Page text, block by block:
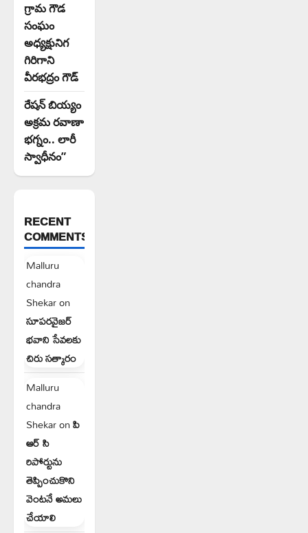
గ్రామ గౌడ
సంఘం
అధ్యక్షునిగ
గిరిగాని
వీరభద్రం గౌడ్
రేషన్ బియ్యం
అక్రమ రవాణా
భగ్నం.. లారీ
స్వాధీనం”
RECENT
COMMENTS
Malluru
chandra
Shekaron
సూపరవైజర్
భవాని సేవలకు
చిరు సత్కారం
Malluru
chandra
Shekaronపి
ఆర్ సి
రిపోర్టును
తెప్పించుకొని
వెంటనే అమలు
చేయాలి